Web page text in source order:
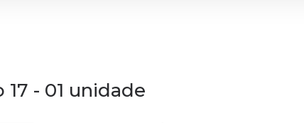
- 01 unidade